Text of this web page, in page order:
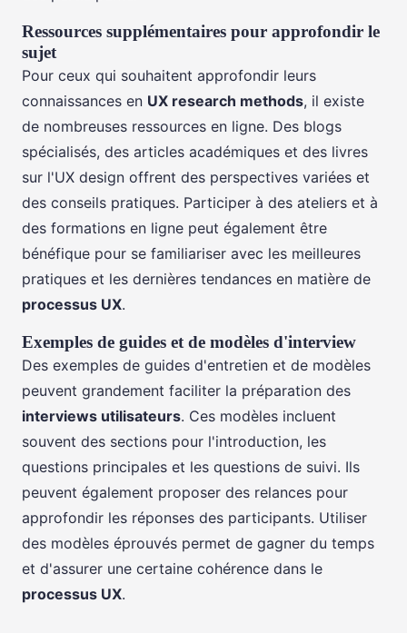
Ressources supplémentaires pour approfondir le
sujet
Pour ceux qui souhaitent approfondir leurs
connaissances en UX research methods, il existe
de nombreuses ressources en ligne. Des blogs
spécialisés, des articles académiques et des livres
sur l'UX design offrent des perspectives variées et
des conseils pratiques. Participer à des ateliers et à
des formations en ligne peut également être
bénéfique pour se familiariser avec les meilleures
pratiques et les dernières tendances en matière de
processus UX.
Exemples de guides et de modèles d'interview
Des exemples de guides d'entretien et de modèles
peuvent grandement faciliter la préparation des
interviews utilisateurs. Ces modèles incluent
souvent des sections pour l'introduction, les
questions principales et les questions de suivi. Ils
peuvent également proposer des relances pour
approfondir les réponses des participants. Utiliser
des modèles éprouvés permet de gagner du temps
et d'assurer une certaine cohérence dans le
processus UX.